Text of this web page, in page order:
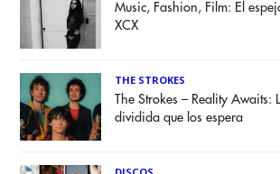
Music, Fashion, Film: El
XCX
THE STROKES
The Strokes – Reality Awaits:
dividida que los espera